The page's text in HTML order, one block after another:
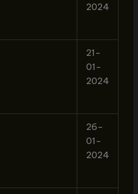
2024
21-
01-
2024
26-
01-
2024